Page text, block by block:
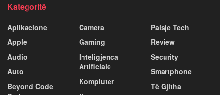
Kategoritë
Aplikacione
Apple
Audio
Auto
Beyond Code
Camera
Gaming
Inteligjenca
Artificiale
Kompiuter
Paisje Tech
Review
Security
Smartphone
Të Gjitha